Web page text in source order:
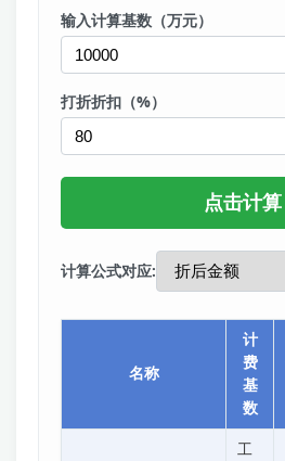
输入计算基数（万元）
打折折扣（%）
计算公式对应:
名称
计
费
基
数
工